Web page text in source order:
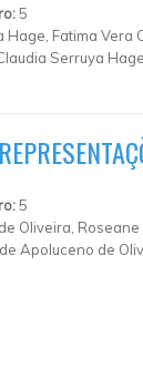
5
Hage, Fatima Vera
Serruya
5
Oliveira,
Apoluceno de